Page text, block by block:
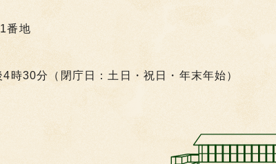
番地
30分（閉庁日：土日・祝日・年末年始）